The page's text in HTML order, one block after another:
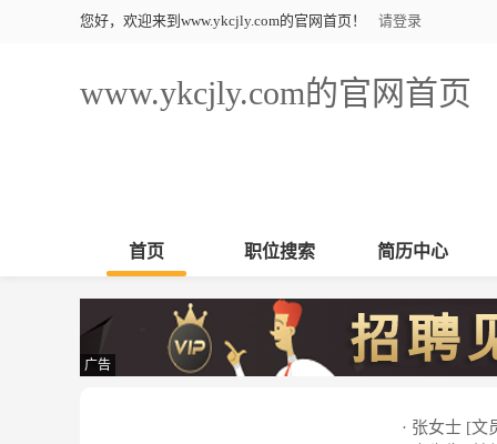
您好，欢迎来到www.ykcjly.com的官网首页！ 请登录
www.ykcjly.com的官网首页
首页 职位搜索 简历中心
广告
· 张女士 [文